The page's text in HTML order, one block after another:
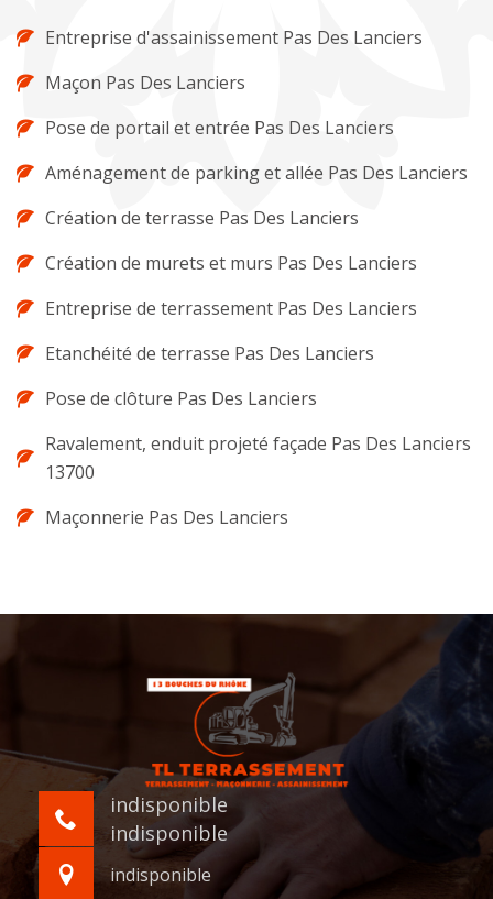
Entreprise d'assainissement Pas Des Lanciers
Maçon Pas Des Lanciers
Pose de portail et entrée Pas Des Lanciers
Aménagement de parking et allée Pas Des Lanciers
Création de terrasse Pas Des Lanciers
Création de murets et murs Pas Des Lanciers
Entreprise de terrassement Pas Des Lanciers
Etanchéité de terrasse Pas Des Lanciers
Pose de clôture Pas Des Lanciers
Ravalement, enduit projeté façade Pas Des Lanciers
13700
Maçonnerie Pas Des Lanciers
indisponible
indisponible
indisponible